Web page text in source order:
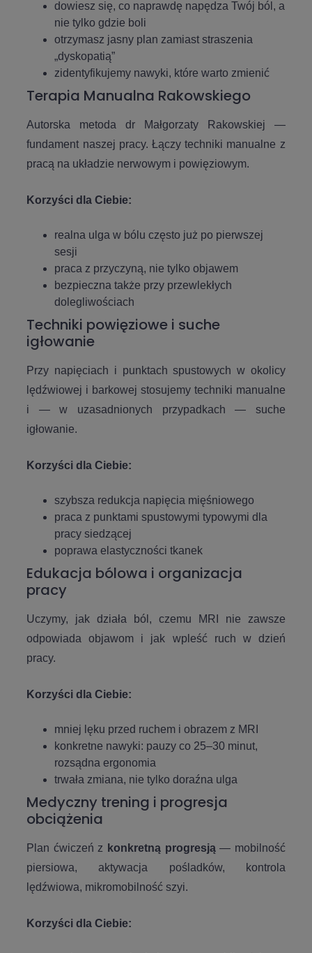
dowiesz się, co naprawdę napędza Twój ból, a
nie tylko gdzie boli
otrzymasz jasny plan zamiast straszenia
„dyskopatią”
zidentyfikujemy nawyki, które warto zmienić
Terapia Manualna Rakowskiego
Autorska metoda dr Małgorzaty Rakowskiej —
fundament naszej pracy. Łączy techniki manualne z
pracą na układzie nerwowym i powięziowym.
Korzyści dla Ciebie:
realna ulga w bólu często już po pierwszej
sesji
praca z przyczyną, nie tylko objawem
bezpieczna także przy przewlekłych
dolegliwościach
Techniki powięziowe i suche
igłowanie
Przy napięciach i punktach spustowych w okolicy
lędźwiowej i barkowej stosujemy techniki manualne
i — w uzasadnionych przypadkach — suche
igłowanie.
Korzyści dla Ciebie:
szybsza redukcja napięcia mięśniowego
praca z punktami spustowymi typowymi dla
pracy siedzącej
poprawa elastyczności tkanek
Edukacja bólowa i organizacja
pracy
Uczymy, jak działa ból, czemu MRI nie zawsze
odpowiada objawom i jak wpleść ruch w dzień
pracy.
Korzyści dla Ciebie:
mniej lęku przed ruchem i obrazem z MRI
konkretne nawyki: pauzy co 25–30 minut,
rozsądna ergonomia
trwała zmiana, nie tylko doraźna ulga
Medyczny trening i progresja
obciążenia
Plan ćwiczeń z konkretną progresją— mobilność
piersiowa, aktywacja pośladków, kontrola
lędźwiowa, mikromobilność szyi.
Korzyści dla Ciebie: